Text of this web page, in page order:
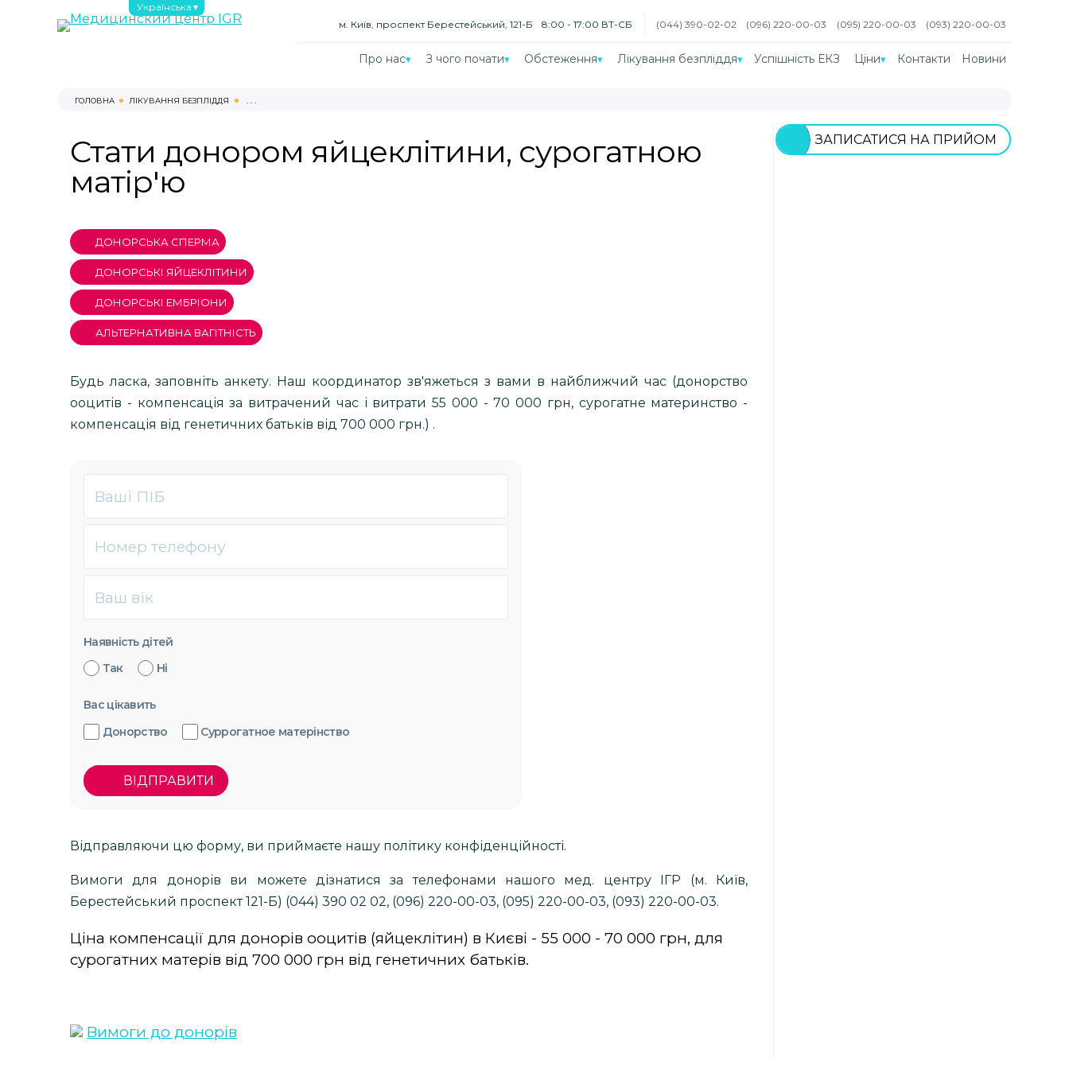
Українська
м. Київ, проспект Берестейський, 121-Б
8:00 - 17:00 ВТ-СБ (044) 390-02-02 (096) 220-00-03 (095) 220-00-03 (093) 220-00-03
Про нас З чого почати Обстеження Лікування безпліддя Успішність ЕКЗ Ціни Контакти Новини
ГОЛОВНА ЛІКУВАННЯ БЕЗПЛІДДЯ . . .
Стати донором яйцеклітини, сурогатною
матір'ю
ДОНОРСЬКА СПЕРМА
ДОНОРСЬКІ ЯЙЦЕКЛІТИНИ
ДОНОРСЬКІ ЕМБРІОНИ
АЛЬТЕРНАТИВНА ВАГІТНІСТЬ
Будь ласка, заповніть анкету. Наш координатор зв'яжеться з вами в найближчий час (донорство
ооцитів - компенсація за витрачений час і витрати 55 000 - 70 000 грн, сурогатне материнство -
компенсація від генетичних батьків від 700 000 грн.) .
Наявність дітей
Так
Ні
Вас цікавить
Донорство
Суррогатное матерінство
ВІДПРАВИТИ
Відправляючи цю форму, ви приймаєте нашу політику конфіденційності.
Вимоги для донорів ви можете дізнатися за телефонами нашого мед. центру ІГР (м. Київ,
Берестейський проспект 121-Б) (044) 390 02 02, (096) 220-00-03, (095) 220-00-03, (093) 220-00-03.
Ціна компенсації для донорів ооцитів (яйцеклітин) в Києві - 55 000 - 70 000 грн, для
сурогатних матерів від 700 000 грн від генетичних батьків.
Вимоги до донорів
ЗАПИСАТИСЯ НА ПРИЙОМ